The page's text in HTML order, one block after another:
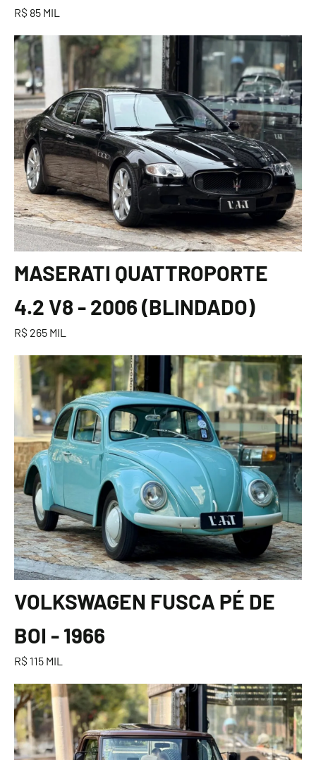
R$ 85 MIL
MASERATI QUATTROPORTE
4.2 V8 - 2006 (BLINDADO)
R$ 265 MIL
VOLKSWAGEN FUSCA PÉ DE
BOI - 1966
R$ 115 MIL